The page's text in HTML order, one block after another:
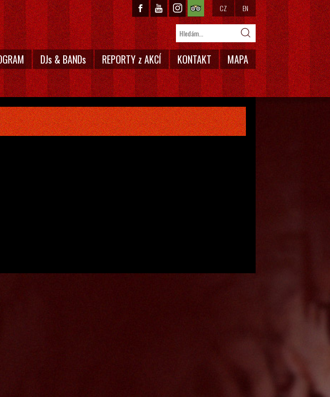
DJs & BANDs REPORTY z AKCÍ KONTAKT MAPA
CZ EN